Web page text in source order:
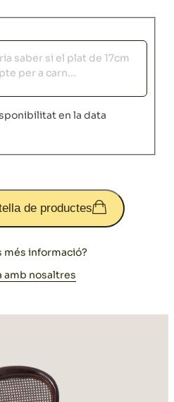
en la data
de productes
més informació?
amb nosaltres